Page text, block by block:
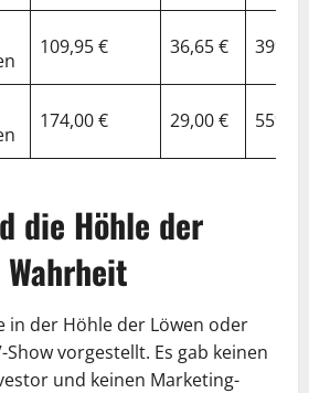
109,95 € 36,65 € 39%
174,00 € 29,00 € 55%
die Höhle der
in der Höhle der Löwen oder
vorgestellt. Es gab keinen
und keinen Marketing-